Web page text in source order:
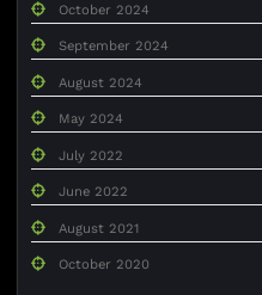
October 2024
September 2024
August 2024
May 2024
July 2022
June 2022
August 2021
October 2020